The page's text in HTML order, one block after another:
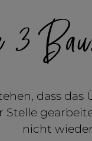
dass
nicht